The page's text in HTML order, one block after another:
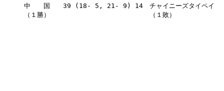
中　　国　　39 (18- 5, 21- 9) 14　チャイニーズタイペイ
（１勝）　　                    　（１敗）